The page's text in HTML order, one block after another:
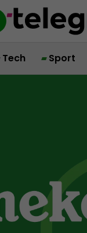
Tech Sport